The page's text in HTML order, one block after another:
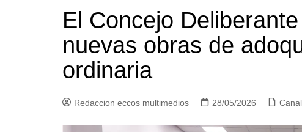
El Concejo
nuevas obras de
ordinaria
Redaccion eccos multimedios 28/05/2026